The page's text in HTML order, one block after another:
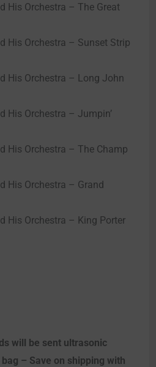
His Orchestra – The Great
His Orchestra – Sunset Strip
His Orchestra – Long John
His Orchestra – Jumpin’
His Orchestra – The Champ
His Orchestra – Grand
His Orchestra – King Porter
will be sent ultrasonic
– Save on shipping with